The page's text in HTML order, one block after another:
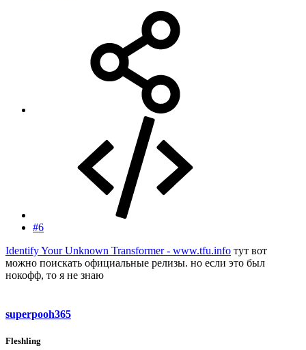
#6
Identify Your Unknown Transformer - www.tfu.info тут вот
можно поискать официальные релизы. но если это был
нокофф, то я не знаю
superpooh365
Fleshling